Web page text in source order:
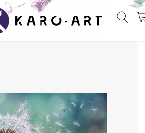
Paardenbloem, haal de zomer in
in stevige kartonnen doos